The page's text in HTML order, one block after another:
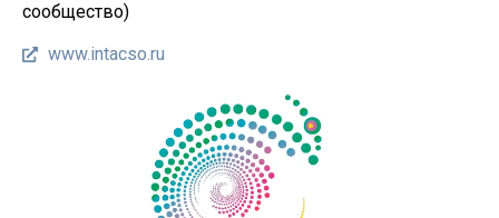
сообщество)
www.intacso.ru